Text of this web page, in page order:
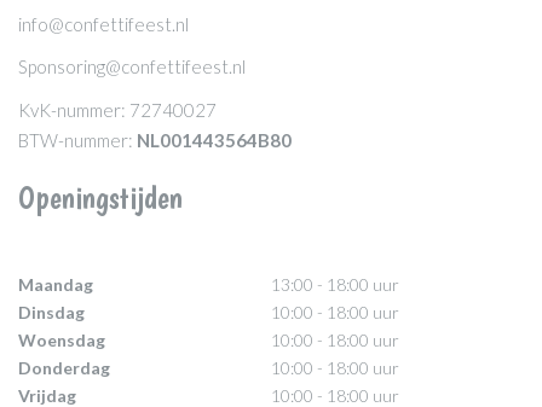
info@confettifeest.nl
Sponsoring@confettifeest.nl
KvK-nummer: 72740027
BTW-nummer: NL001443564B80
Openingstijden
Maandag
13:00 - 18:00 uur
Dinsdag
10:00 - 18:00 uur
Woensdag
10:00 - 18:00 uur
Donderdag
10:00 - 18:00 uur
Vrijdag
10:00 - 18:00 uur